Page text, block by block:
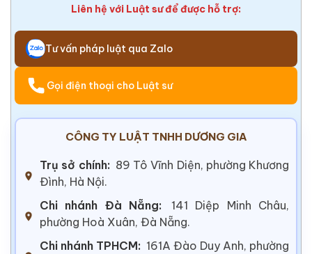
Liên hệ với Luật sư để được hỗ trợ:
Tư vấn pháp luật qua Zalo
Gọi điện thoại cho Luật sư
CÔNG TY LUẬT TNHH DƯƠNG GIA
Trụ sở chính: 89 Tô Vĩnh Diện, phường Khương
Đình, Hà Nội.
Chi nhánh Đà Nẵng:
141 Diệp Minh Châu,
phường Hoà Xuân, Đà Nẵng.
Chi nhánh TPHCM: 161A Đào Duy Anh, phường